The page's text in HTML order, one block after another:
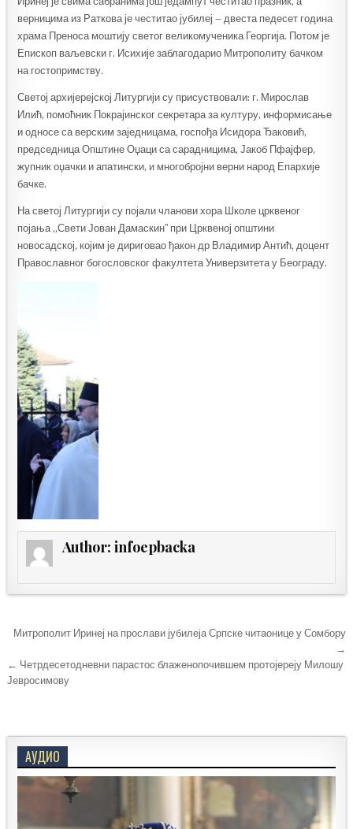
верницима из Раткова је честитао јубилеј – двеста педесет година
храма Преноса моштију светог великомученика Георгија. Потом је
Епископ ваљевски г. Исихије заблагодарио Митрополиту бачком
на гостопримству.
Светој архијерејској Литургији су присуствовали: г. Мирослав
Илић, помоћник Покрајинског секретара за културу, информисање
и односе са верским заједницама, госпођа Исидора Ђаковић,
председница Општине Оџаци са сарадницима, Јакоб Пфајфер,
жупник оџачки и апатински, и многобројни верни народ Епархије
бачке.
На светој Литургији су појали чланови хора Школе црквеног
појања „Свети Јован Дамаскинˮ при Црквеној општини
новосадској, којим је дириговао ђакон др Владимир Антић, доцент
Православног богословског факултета Универзитета у Београду.
Author:infoepbacka
Кретање
чланка
Митрополит Иринеј на прослави јубилеја Српске читаонице у Сомбору
→
← Четрдесетодневни парастос блаженопочившем протојереју Милошу
Јевросимову
АУДИО